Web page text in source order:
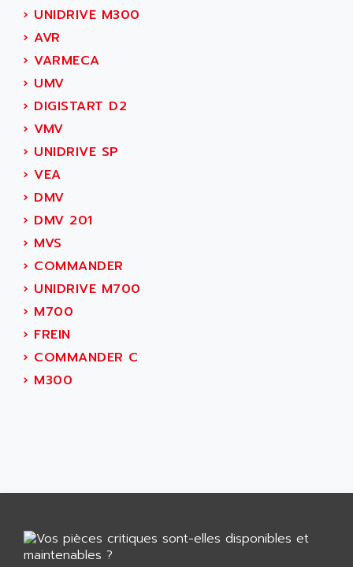
SIMOREG
SINUMERIK 810
PREMIUM
PREVENTA
TWIDO
NANO
TFTX
SIMATIC S7-300
DIAX 2
TVM
KDV
KVR
TVD
SERVO DRIVE
BUM
DIAX 04
DIAX 4
ACT KERN
ACTIOMTECH
ACTION PAK
ACTIVA MULLER
ACTIVE HUB
ACTIVIB
ACU-RITE
ACU-TIME
ADA
ADAC
ADAFRUIT
ADAM
ADAMCZEWSKI
ADAMEL
ADAPTORR
ADC AUTOMATICA
› UNIDRIVE M300
› AVR
› VARMECA
› UMV
› DIGISTART D2
› VMV
› UNIDRIVE SP
› VEA
› DMV
› DMV 201
› MVS
› COMMANDER
› UNIDRIVE M700
› M700
› FREIN
› COMMANDER C
› M300